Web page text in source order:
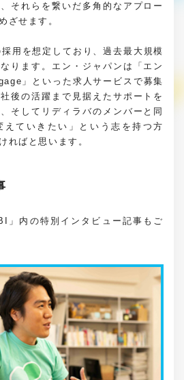
それらを繋いだ多角的なアプロー
ざせます。
用を想定しており、過去最大規模
ります。エン・ジャパンは「エン
」といった求人サービスで募集
後の活躍まで見据えたサポートを
そしてリディラバのメンバーと同
えていきたい」という志を持つ方
ればと思います。
」内の特別インタビュー記事もご